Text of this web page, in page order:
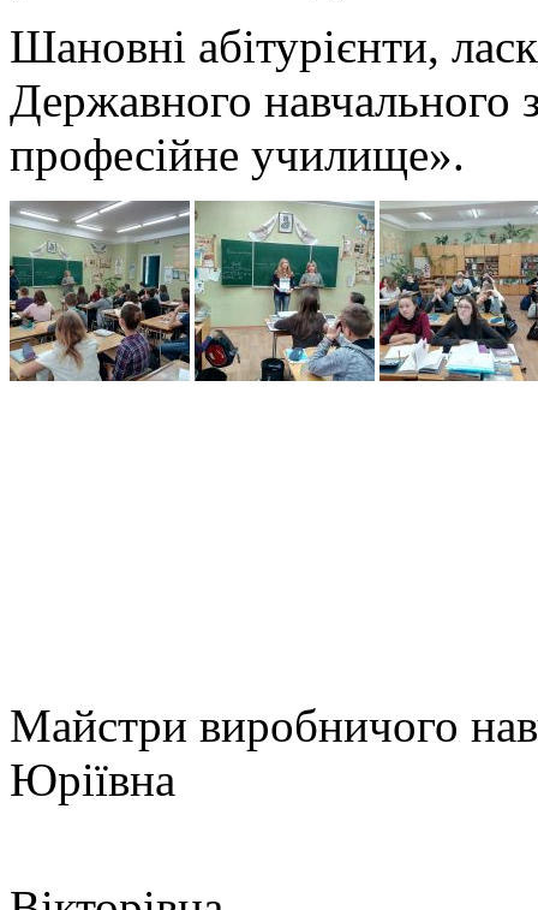
Шановні абітурієнти,
Державного навчального
професійне училище».
Майстри виробничого
Юріївна